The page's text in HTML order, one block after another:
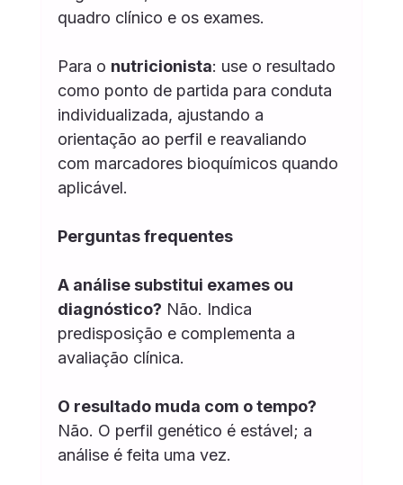
quadro clínico e os exames.
Para o nutricionista: use o resultado
como ponto de partida para conduta
individualizada, ajustando a
orientação ao perfil e reavaliando
com marcadores bioquímicos quando
aplicável.
Perguntas frequentes
A análise substitui exames ou
diagnóstico? Não. Indica
predisposição e complementa a
avaliação clínica.
O resultado muda com o tempo?
Não. O perfil genético é estável; a
análise é feita uma vez.